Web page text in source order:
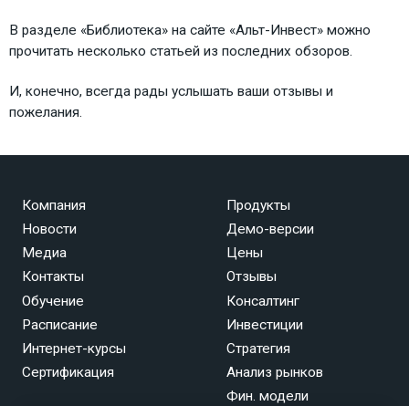
В разделе «Библиотека» на сайте «Альт-Инвест» можно
прочитать несколько статьей из последних обзоров.
И, конечно, всегда рады услышать ваши отзывы и
пожелания.
Компания
Новости
Медиа
Контакты
Продукты
Демо-версии
Цены
Отзывы
Обучение
Расписание
Интернет-курсы
Сертификация
Консалтинг
Инвестиции
Стратегия
Анализ рынков
Фин. модели